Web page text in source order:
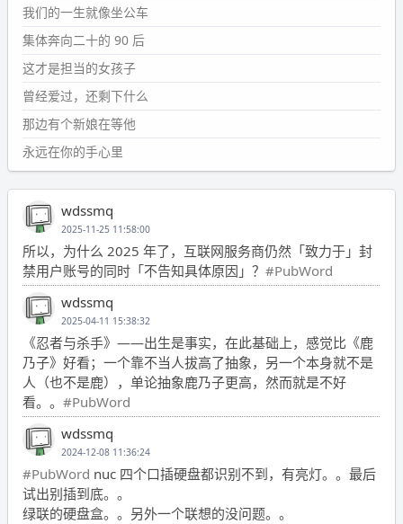
我们的一生就像坐公车
集体奔向二十的 90 后
这才是担当的女孩子
曾经爱过，还剩下什么
那边有个新娘在等他
永远在你的手心里
wdssmq
2025-11-25 11:58:00
所以，为什么 2025 年了，互联网服务商仍然「致力于」封
禁用户账号的同时「不告知具体原因」？ #PubWord
wdssmq
2025-04-11 15:38:32
《忍者与杀手》——出生是事实，在此基础上，感觉比《鹿
乃子》好看；一个靠不当人拔高了抽象，另一个本身就不是
人（也不是鹿），单论抽象鹿乃子更高，然而就是不好
看。。 #PubWord
wdssmq
2024-12-08 11:36:24
#PubWord nuc 四个口插硬盘都识别不到，有亮灯。。最后
试出别插到底。。
绿联的硬盘盒。。另外一个联想的没问题。。